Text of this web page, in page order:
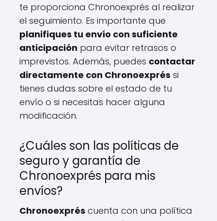
te proporciona Chronoexprés al realizar
el seguimiento. Es importante que
planifiques tu envío con suficiente
anticipación para evitar retrasos o
imprevistos. Además, puedes contactar
directamente con Chronoexprés si
tienes dudas sobre el estado de tu
envío o si necesitas hacer alguna
modificación.
¿Cuáles son las políticas de
seguro y garantía de
Chronoexprés para mis
envíos?
Chronoexprés cuenta con una política